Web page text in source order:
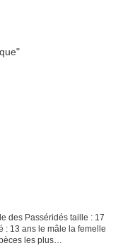
des Passéridés taille : 17
: 13 ans le mâle la femelle
les plus